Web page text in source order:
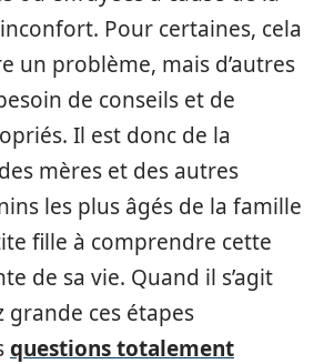
Pour certaines, cela
un problème, mais d’autres
de conseils et de
Il est donc de la
mères et des autres
les plus âgés de la famille
fille à comprendre cette
de sa vie. Quand il s’agit
grande ces étapes
questions totalement